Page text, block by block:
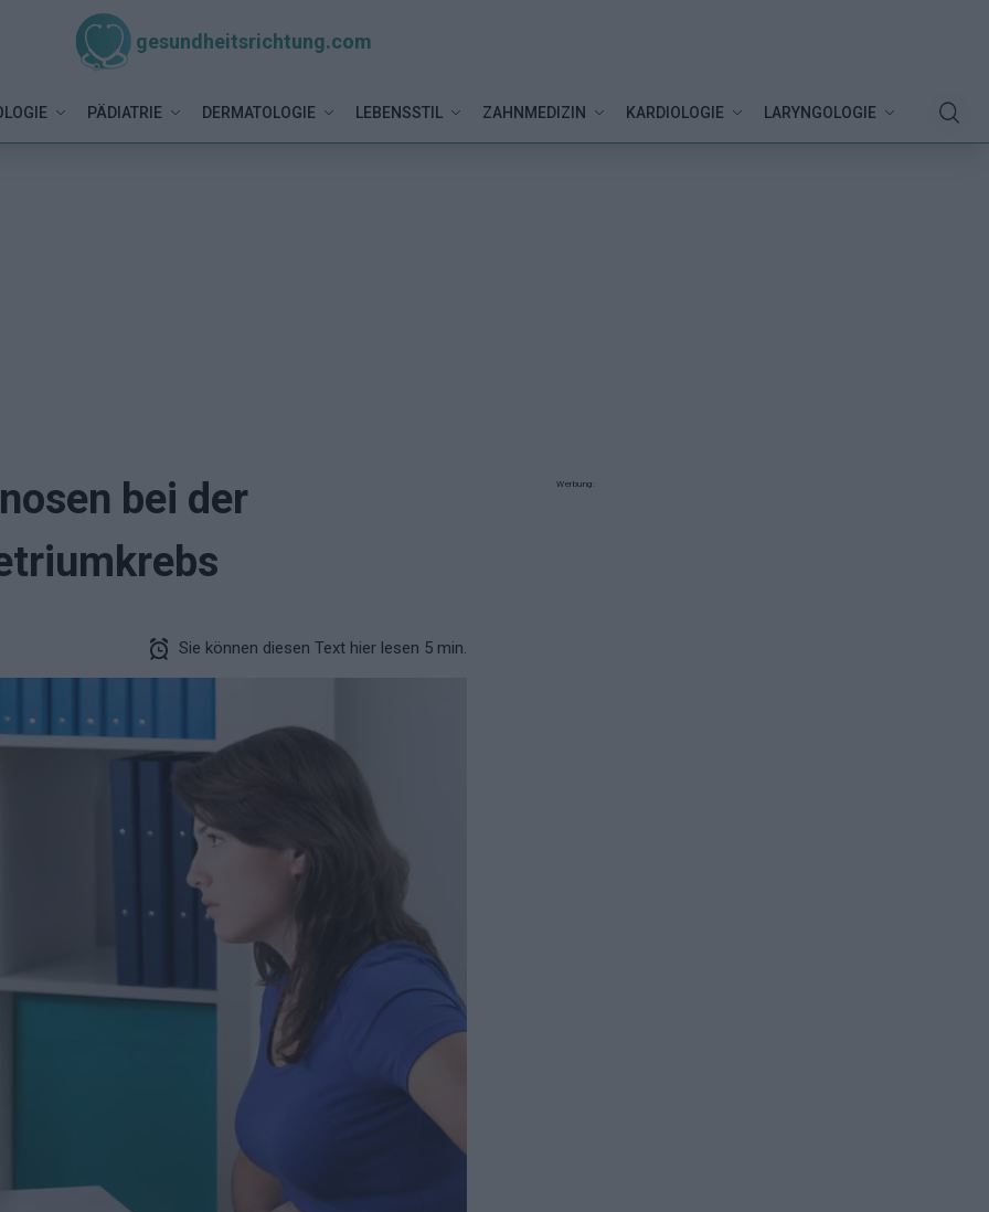
gesundheitsrichtung.com
PÄDIATRIE DERMATOLOGIE LEBENSSTIL ZAHNMEDIZIN KARDIOLOGIE LARYNGOLOGIE
bei der
Sie können diesen Text hier lesen 5 min.
Werbung: